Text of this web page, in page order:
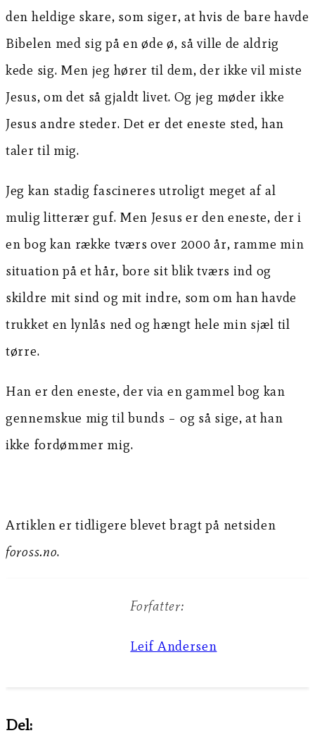
den heldige skare, som siger, at hvis de bare havde
Bibelen med sig på en øde ø, så ville de aldrig
kede sig. Men jeg hører til dem, der ikke vil miste
Jesus, om det så gjaldt livet. Og jeg møder ikke
Jesus andre steder. Det er det eneste sted, han
taler til mig.
Jeg kan stadig fascineres utroligt meget af al
mulig litterær guf. Men Jesus er den eneste, der i
en bog kan række tværs over 2000 år, ramme min
situation på et hår, bore sit blik tværs ind og
skildre mit sind og mit indre, som om han havde
trukket en lynlås ned og hængt hele min sjæl til
tørre.
Han er den eneste, der via en gammel bog kan
gennemskue mig til bunds – og så sige, at han
ikke fordømmer mig.
Artiklen er tidligere blevet bragt på netsiden
foross.no.
Forfatter:
Leif Andersen
Del: